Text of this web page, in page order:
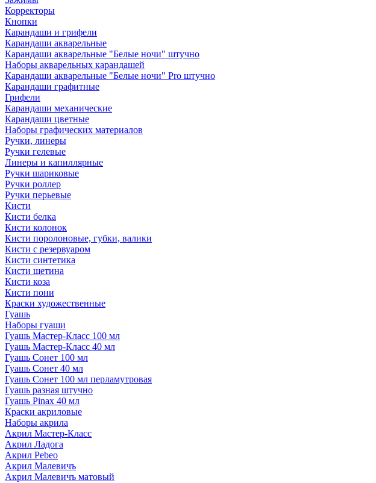
Корректоры
Кнопки
Карандаши и грифели
Карандаши акварельные
Карандаши акварельные "Белые ночи" штучно
Наборы акварельных карандашей
Карандаши акварельные "Белые ночи" Pro штучно
Карандаши графитные
Грифели
Карандаши механические
Карандаши цветные
Наборы графических материалов
Ручки, линеры
Ручки гелевые
Линеры и капиллярные
Ручки шариковые
Ручки роллер
Ручки перьевые
Кисти
Кисти белка
Кисти колонок
Кисти поролоновые, губки, валики
Кисти с резервуаром
Кисти синтетика
Кисти щетина
Кисти коза
Кисти пони
Краски художественные
Гуашь
Наборы гуаши
Гуашь Мастер-Класс 100 мл
Гуашь Мастер-Класс 40 мл
Гуашь Сонет 100 мл
Гуашь Сонет 40 мл
Гуашь Сонет 100 мл перламутровая
Гуашь разная штучно
Гуашь Pinax 40 мл
Краски акриловые
Наборы акрила
Акрил Мастер-Класс
Акрил Ладога
Акрил Pebeo
Акрил Малевичъ
Акрил Малевичъ матовый